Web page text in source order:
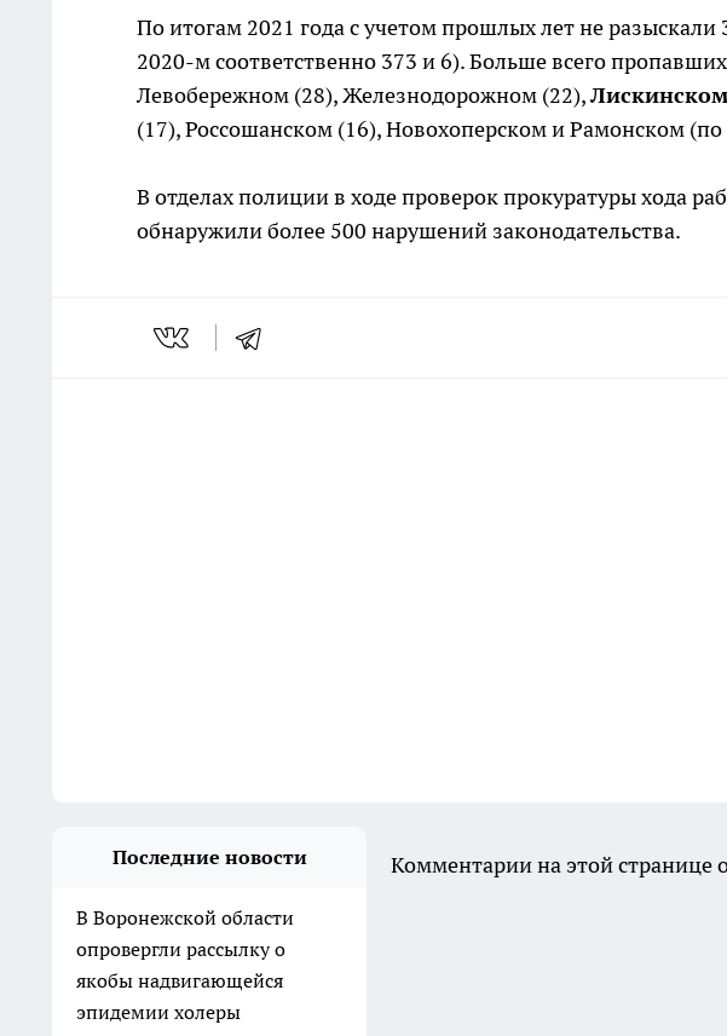
По итогам 2021 года с учетом прошлых лет не разыскали
2020-м соответственно 373 и 6). Больше всего
Левобережном (28), Железнодорожном (22),
(17), Россошанском (16), Новохоперском и Рамонском (по
В отделах полиции в ходе проверок прокуратуры хода
обнаружили более 500 нарушений законодательства.
Последние новости
В Воронежской области
опровергли рассылку о
якобы надвигающейся
эпидемии холеры
Комментарии на этой странице